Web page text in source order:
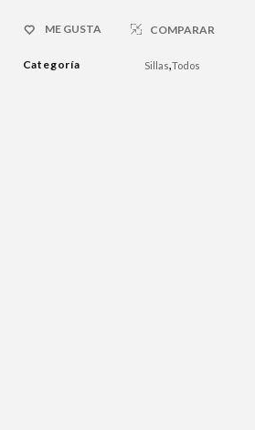
ME GUSTA COMPARAR
Categoría Sillas,Todos